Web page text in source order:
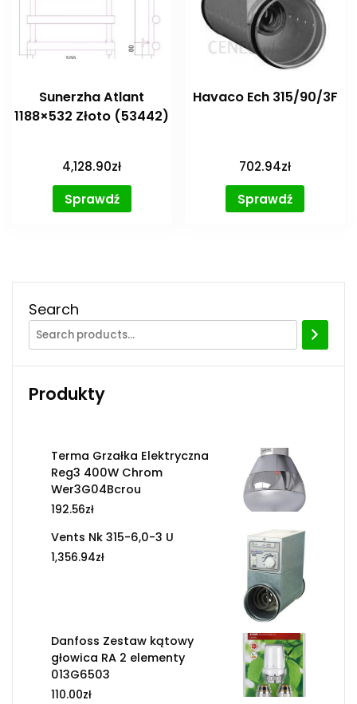
Sunerzha Atlant
1188×532 Złoto (53442)
4,128.90zł
Sprawdź
Havaco Ech 315/90/3F
702.94zł
Sprawdź
Search
Produkty
Terma Grzałka Elektryczna
Reg3 400W Chrom
Wer3G04Bcrou
192.56zł
Vents Nk 315-6,0-3 U
1,356.94zł
Danfoss Zestaw kątowy
głowica RA 2 elementy
013G6503
110.00zł